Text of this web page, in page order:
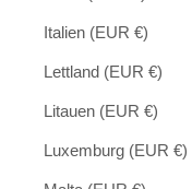
Italien (EUR €)
Lettland (EUR €)
Litauen (EUR €)
Luxemburg (EUR €)